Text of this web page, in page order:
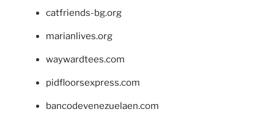
catfriends-bg.org
marianlives.org
waywardtees.com
pidfloorsexpress.com
bancodevenezuelaen.com